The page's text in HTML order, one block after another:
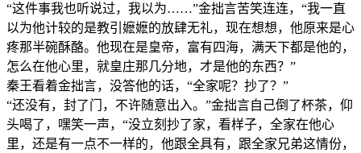
“这件事我也听说过，我以为……”金拙言苦笑连连，“我一直
以为他计较的是教引嬷嬷的放肆无礼，现在想想，他原来是心
疼那半碗酥酪。他现在是皇帝，富有四海，满天下都是他的，
怎么在他心里，就皇庄那几分地，才是他的东西？”
秦王看着金拙言，没答他的话，“全家呢？抄了？”
“还没有，封了门，不许随意出入。”金拙言自己倒了杯茶，仰
头喝了，嘿笑一声，“没立刻抄了家，看样子，全家在他心
里，还是有一点不一样的，他跟全具有，跟全家兄弟这情份，